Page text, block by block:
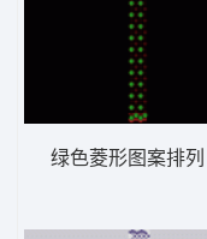
绿色菱形图案排列